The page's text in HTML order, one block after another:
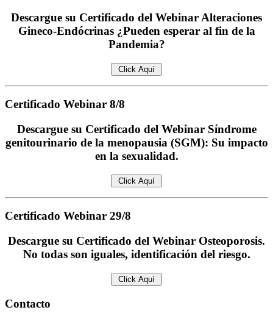
Descargue su Certificado del Webinar Alteraciones
Gineco-Endócrinas ¿Pueden esperar al fin de la
Pandemia?
Certificado Webinar 8/8
Descargue su Certificado del Webinar Síndrome
genitourinario de la menopausia (SGM): Su impacto
en la sexualidad.
Certificado Webinar 29/8
Descargue su Certificado del Webinar Osteoporosis.
No todas son iguales, identificación del riesgo.
Contacto